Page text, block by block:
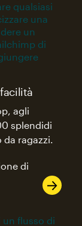
agli
splendidi
ragazzi.
di